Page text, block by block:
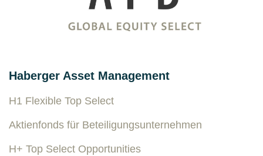
Haberger Asset Management
H1 Flexible Top Select
Aktienfonds für Beteiligungsunternehmen
H+ Top Select Opportunities